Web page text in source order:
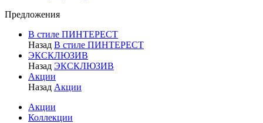
Предложения
В стиле ПИНТЕРЕСТ
Назад В стиле ПИНТЕРЕСТ
ЭКСКЛЮЗИВ
Назад ЭКСКЛЮЗИВ
Акции
Назад Акции
Акции
Коллекции